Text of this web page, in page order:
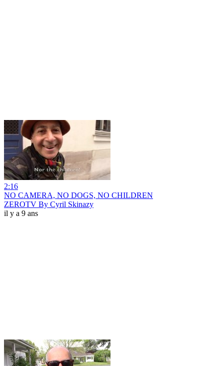
2:16
NO CAMERA, NO DOGS, NO CHILDREN
ZEROTV By Cyril Skinazy
il y a 9 ans